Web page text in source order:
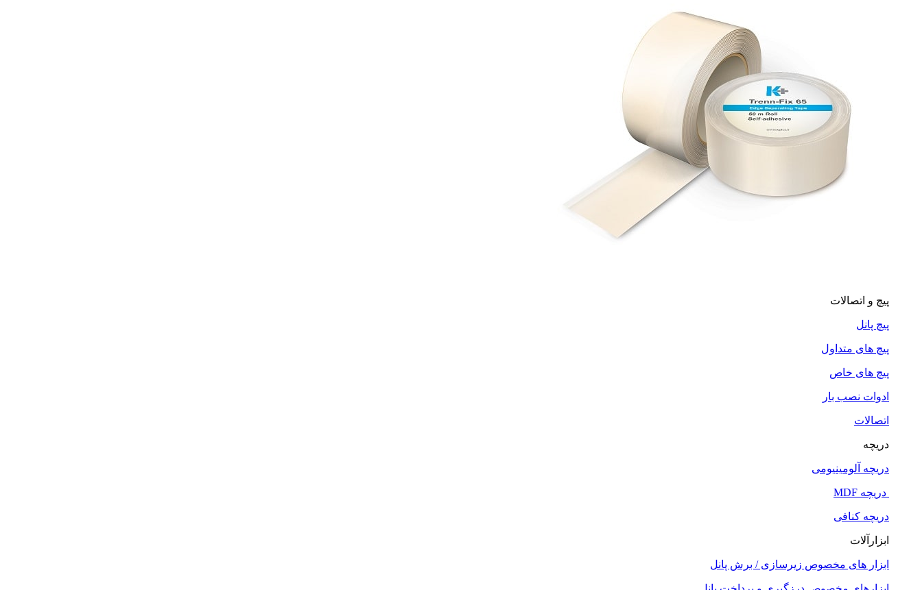
پیچ و اتصالات
پیچ پانل
پیچ های متداول
پیچ های خاص
ادوات نصب بار
اتصالات
دریچه
دریچه آلومینیومی
دریچه MDF
دریچه کنافی
ابزارآلات
ابزار های مخصوص زیرسازی / برش پانل